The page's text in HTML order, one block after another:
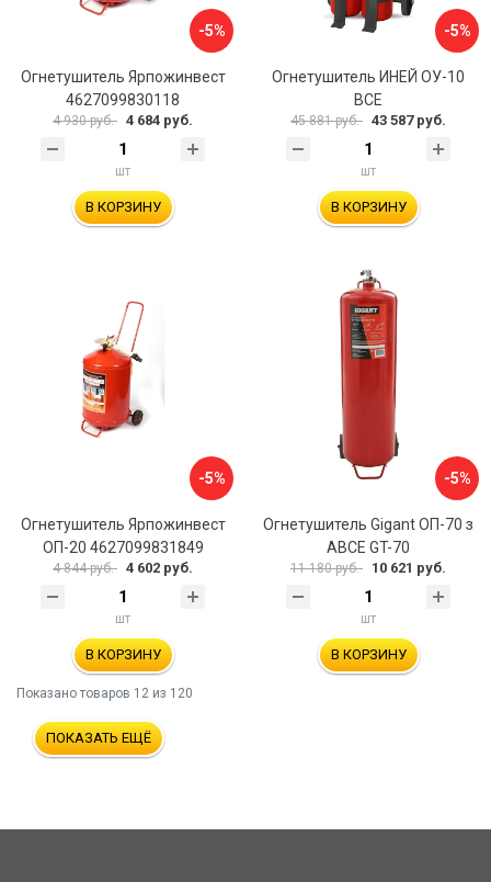
-5%
Огнетушитель Ярпожинвест
4627099830118
4 930 руб. 4 684 руб.
шт
В КОРЗИНУ
-5%
Огнетушитель ИНЕЙ ОУ-10
ВСЕ
45 881 руб. 43 587 руб.
шт
В КОРЗИНУ
-5%
Огнетушитель Ярпожинвест
ОП-20 4627099831849
4 844 руб. 4 602 руб.
шт
В КОРЗИНУ
-5%
Огнетушитель Gigant ОП-70 з
АВСЕ GT-70
11 180 руб. 10 621 руб.
шт
В КОРЗИНУ
Показано товаров 12 из 120
ПОКАЗАТЬ ЕЩЁ